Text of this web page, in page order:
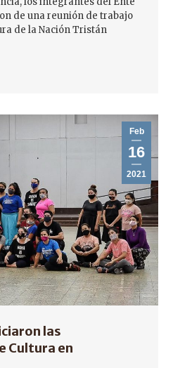
de una reunión de trabajo
de la Nación Tristán
Feb
16
2021
las
Cultura en